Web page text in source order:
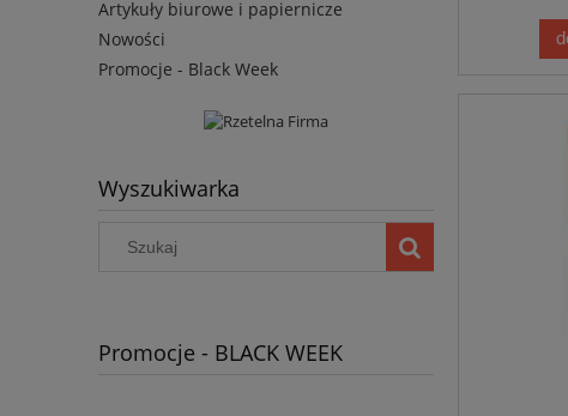
Artykuły biurowe i papiernicze
Nowości
Promocje - Black Week
Wyszukiwarka
Promocje - BLACK WEEK